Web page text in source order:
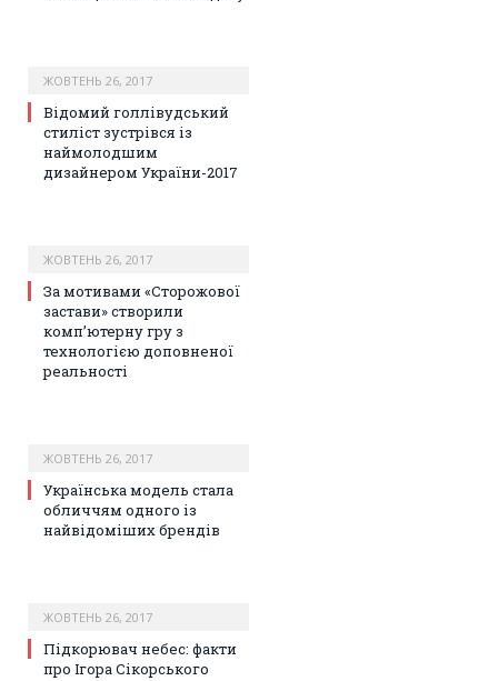
ЖОВТЕНЬ 26, 2017
Відомий голлівудський
стиліст зустрівся із
наймолодшим
дизайнером України-2017
ЖОВТЕНЬ 26, 2017
За мотивами «Сторожової
застави» створили
комп’ютерну гру з
технологією доповненої
реальності
ЖОВТЕНЬ 26, 2017
Українська модель стала
обличчям одного із
найвідоміших брендів
ЖОВТЕНЬ 26, 2017
Підкорювач небес: факти
про Ігора Сікорського